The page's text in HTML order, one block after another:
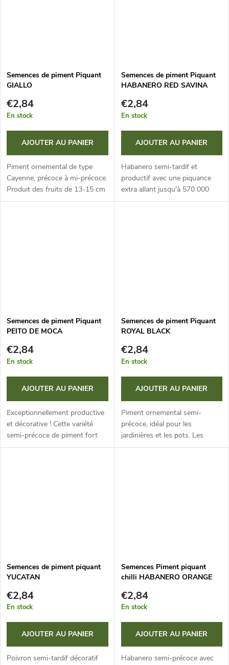
Semences de piment Piquant
GIALLO
€2,84
En stock
AJOUTER AU PANIER
Piment ornemental de type
Cayenne, précoce à mi-précoce.
Produit des fruits de 13-15 cm
de long avec une force allant
Semences de piment Piquant
HABANERO RED SAVINA
€2,84
En stock
AJOUTER AU PANIER
Habanero semi-tardif et
productif avec une piquance
extra allant jusqu'à 570 000
SHU ! Il forme des fruits
Semences de piment Piquant
PEITO DE MOCA
€2,84
En stock
AJOUTER AU PANIER
Exceptionnellement productive
et décorative ! Cette variété
semi-précoce de piment fort
vous impressionnera par sa
Semences de piment Piquant
ROYAL BLACK
€2,84
En stock
AJOUTER AU PANIER
Piment ornemental semi-
précoce, idéal pour les
jardinières et les pots. Les
petits fruits (1x2-3 cm)
Semences de piment piquant
YUCATAN
€2,84
En stock
AJOUTER AU PANIER
Poivron semi-tardif décoratif
Semences Piment piquant
chilli HABANERO ORANGE
€2,84
En stock
AJOUTER AU PANIER
Habanero semi-précoce avec